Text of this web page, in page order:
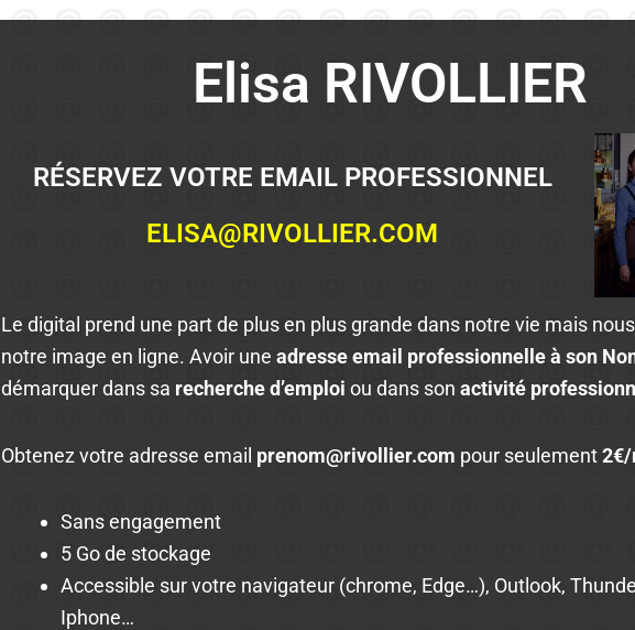
Elisa RIVOLLIER
RÉSERVEZ VOTRE EMAIL PROFESSIONNEL
ELISA@RIVOLLIER.COM
Le digital prend une part de plus en plus grande dans notre vie mais
notre image en ligne. Avoir uneadresse email professionnelle à son
démarquer dans sa recherche d’emploi ou dans sonactivité
Obtenez votre adresse email prenom@rivollier.com pour seulement
Sans engagement
5 Go de stockage
Accessible sur votre navigateur (chrome, Edge…), Outlook,
Iphone…